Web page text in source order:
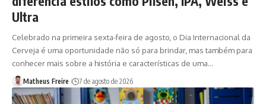
Ultra
Celebrado na primeira sexta-feira de agosto, o Dia Internacional da
Cerveja é uma oportunidade não só para brindar, mas também para
conhecer mais sobre a história e características de uma…
Matheus Freire 7 de agosto de 2026